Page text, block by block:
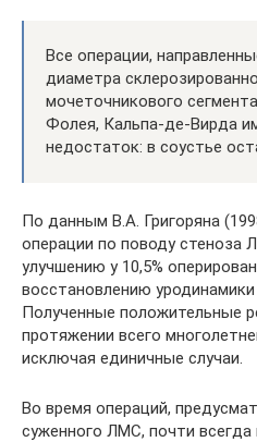
Все операции,
диаметра
мочеточникового
Фолея, Кальпа-де-Вирда
недостаток: в соустье
По данным В.А. Григоряна
операции по поводу стеноза
улучшению у 10,5%
восстановлению
Полученные положительные
протяжении всего
исключая единичные случаи.
Во время операций,
суженного ЛМС, почти всегда